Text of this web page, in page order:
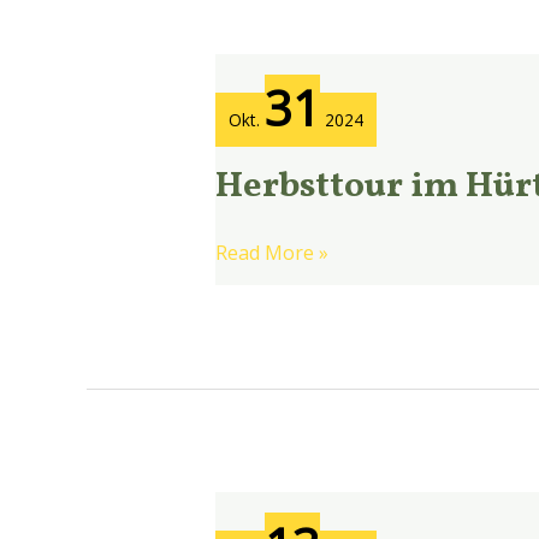
Okt. 31 2024
Herbsttour im
Herbsttour
im
Hürtgenwald
Read More »
Waldabenteuer